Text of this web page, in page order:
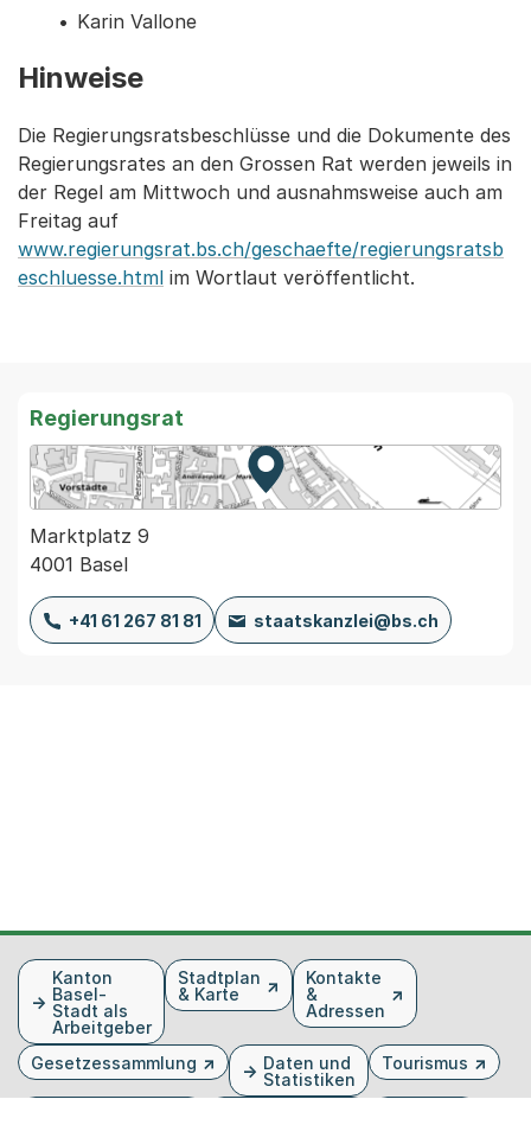
Karin Vallone
Hinweise
Die Regierungsratsbeschlüsse und die Dokumente des
Regierungsrates an den Grossen Rat werden jeweils in
der Regel am Mittwoch und ausnahmsweise auch am
Freitag auf
www.regierungsrat.bs.ch/geschaefte/regierungsratsb
eschluesse.html im Wortlaut veröffentlicht.
Regierungsrat
Zur Karte von MapBS.
Externer Link, wird in einem
Marktplatz 9
4001 Basel
+41 61 267 81 81 staatskanzlei@bs.ch
FusszeileKanton
Basel-
Stadt als
Arbeitgeber
Stadtplan
& Karte
Kontakte
&
Adressen
Gesetzessammlung
Daten und
Statistiken
Tourismus